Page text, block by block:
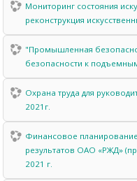
Мониторинг состояния
реконструкция
"Промышленная
безопасности к
Охрана труда для
2021г.
Финансовое
результатов ОАО «РЖД»
2021 г.